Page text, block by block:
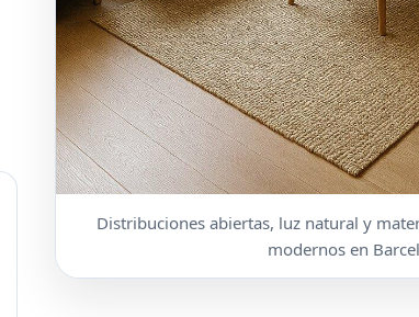
Distribuciones abiertas, luz natural y
modernos en